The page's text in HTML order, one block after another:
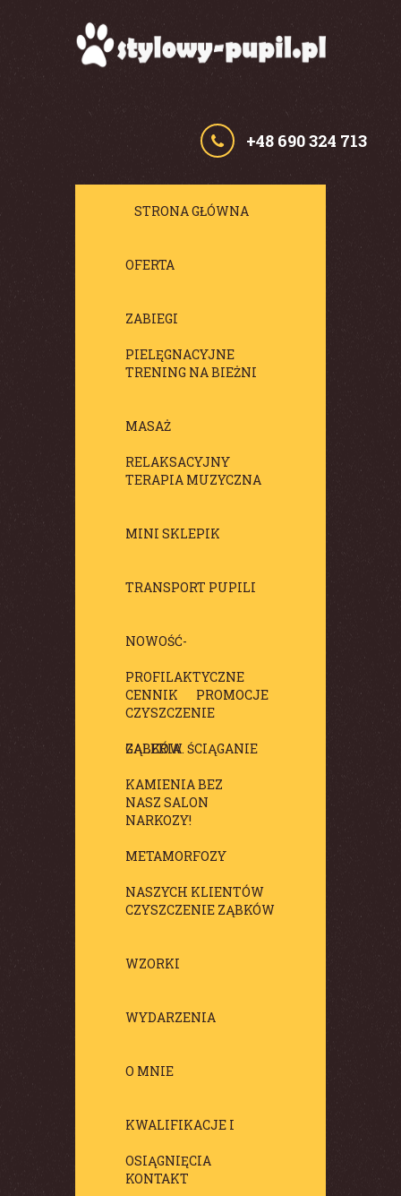
+48 690 324 713
STRONA GŁÓWNA
OFERTA
ZABIEGI
PIELĘGNACYJNE
TRENING NA BIEŻNI
MASAŻ
RELAKSACYJNY
TERAPIA MUZYCZNA
MINI SKLEPIK
TRANSPORT PUPILI
NOWOŚĆ-
PROFILAKTYCZNE
CZYSZCZENIE
ZĄBKÓW. ŚCIĄGANIE
KAMIENIA BEZ
NARKOZY!
CENNIK PROMOCJE
GALERIA
NASZ SALON
METAMORFOZY
NASZYCH KLIENTÓW
CZYSZCZENIE ZĄBKÓW
WZORKI
WYDARZENIA
O MNIE
KWALIFIKACJE I
OSIĄGNIĘCIA
KONTAKT